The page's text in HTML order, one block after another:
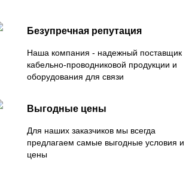
Безупречная репутация
Наша компания - надежный поставщик
кабельно-проводниковой продукции и
оборудования для связи
Выгодные цены
Для наших заказчиков мы всегда
предлагаем самые выгодные условия и
цены